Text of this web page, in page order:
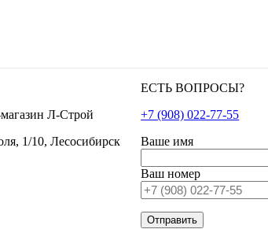
Л-Строй
1/10, Лесосибирск
ЕСТЬ ВОПРОСЫ?
+7 (908) 022-77-55
Ваше имя
Ваш номер